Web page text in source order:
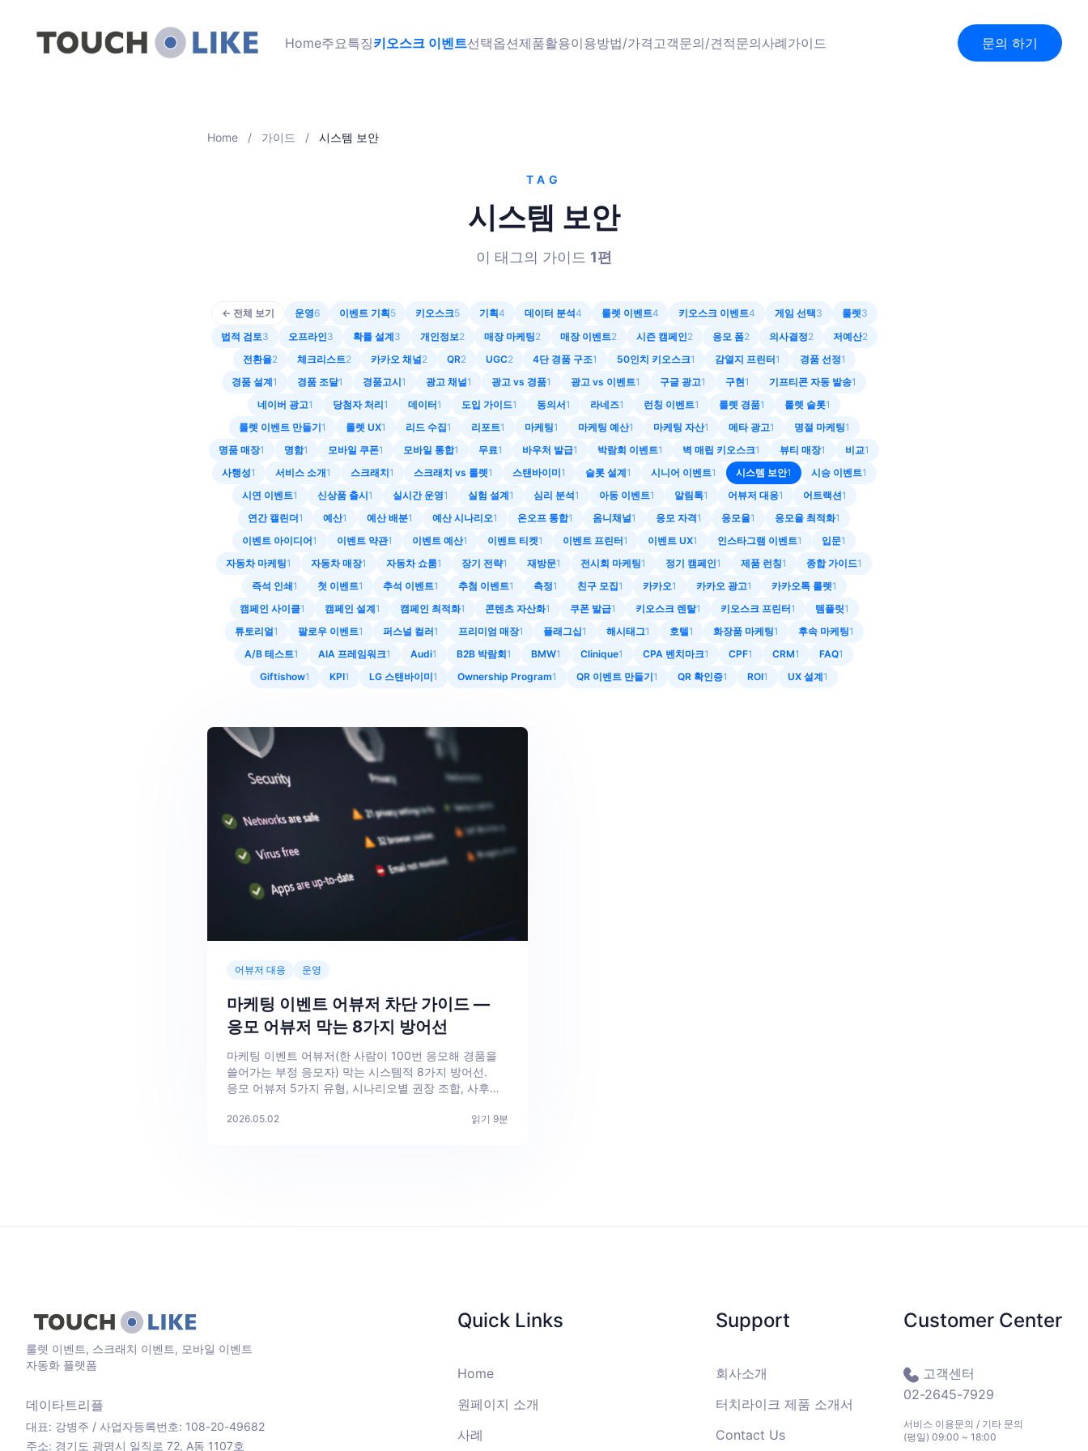
Home주요특징키오스크 이벤트선택옵션제품활용이용방법/가격고객문의/견적문의사례가이드 문의 하기
Home / 가이드 / 시스템 보안
TAG
시스템 보안
이 태그의 가이드 1편
← 전체 보기 운영6 이벤트 기획5 키오스크5 기획4 데이터 분석4 룰렛 이벤트4 키오스크 이벤트4 게임 선택3 룰렛3
법적 검토3 오프라인3 확률 설계3 개인정보2 매장 마케팅2 매장 이벤트2 시즌 캠페인2 응모 폼2 의사결정2 저예산2
전환율2 체크리스트2 카카오 채널2 QR2 UGC2 4단 경품 구조1 50인치 키오스크1 감열지 프린터1 경품 선정1
경품 설계1 경품 조달1 경품고시1 광고 채널1 광고 vs 경품1 광고 vs 이벤트1 구글 광고1 구현1 기프티콘 자동 발송1
네이버 광고1 당첨자 처리1 데이터1 도입 가이드1 동의서1 라네즈1 런칭 이벤트1 룰렛 경품1 룰렛 슬롯1
룰렛 이벤트 만들기1 룰렛 UX1 리드 수집1 리포트1 마케팅1 마케팅 예산1 마케팅 자산1 메타 광고1 명절 마케팅1
명품 매장1 명함1 모바일 쿠폰1 모바일 통합1 무료1 바우처 발급1 박람회 이벤트1 벽 매립 키오스크1 뷰티 매장1 비교1
사행성1 서비스 소개1 스크래치1 스크래치 vs 룰렛1 스탠바이미1 슬롯 설계1 시니어 이벤트1 시스템 보안1 시승 이벤트1
시연 이벤트1 신상품 출시1 실시간 운영1 실험 설계1 심리 분석1 아동 이벤트1 알림톡1 어뷰저 대응1 어트랙션1
연간 캘린더1 예산1 예산 배분1 예산 시나리오1 온오프 통합1 옴니채널1 응모 자격1 응모율1 응모율 최적화1
이벤트 아이디어1 이벤트 약관1 이벤트 예산1 이벤트 티켓1 이벤트 프린터1 이벤트 UX1 인스타그램 이벤트1 입문1
자동차 마케팅1 자동차 매장1 자동차 쇼룸1 장기 전략1 재방문1 전시회 마케팅1 정기 캠페인1 제품 런칭1 종합 가이드1
즉석 인쇄1 첫 이벤트1 추석 이벤트1 추첨 이벤트1 측정1 친구 모집1 카카오1 카카오 광고1 카카오톡 룰렛1
캠페인 사이클1 캠페인 설계1 캠페인 최적화1 콘텐츠 자산화1 쿠폰 발급1 키오스크 렌탈1 키오스크 프린터1 템플릿1
튜토리얼1 팔로우 이벤트1 퍼스널 컬러1 프리미엄 매장1 플래그십1 해시태그1 호텔1 화장품 마케팅1 후속 마케팅1
A/B 테스트1 AIA 프레임워크1 Audi1 B2B 박람회1 BMW1 Clinique1 CPA 벤치마크1 CPF1 CRM1 FAQ1
Giftishow1 KPI1 LG 스탠바이미1 Ownership Program1 QR 이벤트 만들기1 QR 확인증1 ROI1 UX 설계1
어뷰저 대응 운영
마케팅 이벤트 어뷰저 차단 가이드 —
응모 어뷰저 막는 8가지 방어선
마케팅 이벤트 어뷰저(한 사람이 100번 응모해 경품을
쓸어가는 부정 응모자) 막는 시스템적 8가지 방어선.
응모 어뷰저 5가지 유형, 시나리오별 권장 조합, 사후
2026.05.02 읽기 9분
룰렛 이벤트, 스크래치 이벤트, 모바일 이벤트
자동화 플랫폼
데이타트리플
대표: 강병주 / 사업자등록번호: 108-20-49682
주소: 경기도 광명시 일직로 72, A동 1107호
Quick Links
Home
원페이지 소개
사례
Support
회사소개
터치라이크 제품 소개서
Contact Us
Customer Center
고객센터
02-2645-7929
서비스 이용문의 / 기타 문의
(평일) 09:00 ~ 18:00